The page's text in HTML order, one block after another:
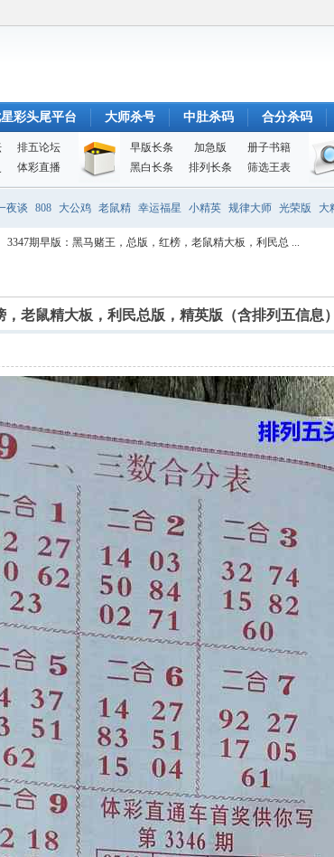
彩头尾平台 大师杀号 中肚杀码 合分杀码
排五论坛
体彩直播
早版长条 加急版
册子书籍
黑白长条
排列长条 筛选王表
夜谈 808 大公鸡 老鼠精 幸运福星 小精英 规律大师 光荣版 大
3347期早版：黑马赌王，总版，红榜，老鼠精大板，利民总 ...
老鼠精大板，利民总版，精英版（含排列五信息）